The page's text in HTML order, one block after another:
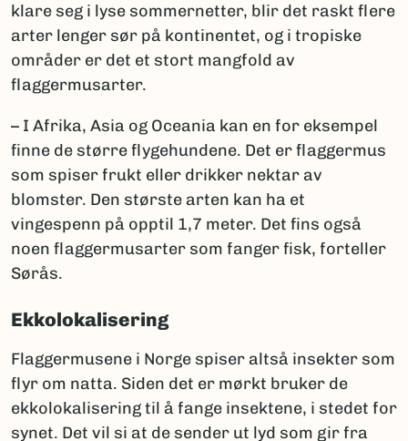
klare seg i lyse sommernetter, blir det raskt flere
arter lenger sør på kontinentet, og i tropiske
områder er det et stort mangfold av
flaggermusarter.
– I Afrika, Asia og Oceania kan en for eksempel
finne de større flygehundene. Det er flaggermus
som spiser frukt eller drikker nektar av
blomster. Den største arten kan ha et
vingespenn på opptil 1,7 meter. Det fins også
noen flaggermusarter som fanger fisk, forteller
Sørås.
Ekkolokalisering
Flaggermusene i Norge spiser altså insekter som
flyr om natta. Siden det er mørkt bruker de
ekkolokalisering til å fange insektene, i stedet for
synet. Det vil si at de sender ut lyd som gir fra